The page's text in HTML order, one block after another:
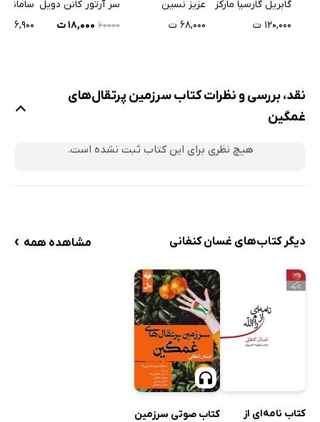
گابریل گارسیا مارکز
۱۲۰,۰۰۰ ت
عزیز نسین
۶۸,۰۰۰ ت
سر آرتور کانن دویل
۶۰۰۰۰ ۱۸,۰۰۰ ت
سامانتا
۱۱۶,۹۰۰ ت
نقد، بررسی و نظرات کتاب سرزمین پرتقال‌های
غمگین
هیچ نظری برای این کتاب ثبت نشده است.
دیگر کتاب‌های غسان کنفانی مشاهده همه ›
کتاب نامه‌ای از
کتاب صوتی سرزمین